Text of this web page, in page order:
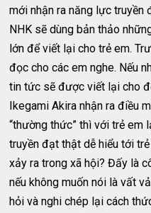
mới nhận ra năng lực truyền
NHK sẽ dùng bản thảo
lớn để viết lại cho trẻ em.
đọc cho các em nghe. Nếu
tin tức sẽ được viết lại cho
Ikegami Akira nhận ra điều
“thường thức” thì với trẻ em
truyền đạt thật dễ hiểu tới
xảy ra trong xã hội? Đấy là
nếu không muốn nói là vất
hỏi và nghi chép lại cách